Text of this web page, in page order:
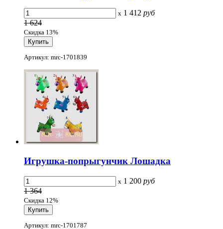
x 1 412 руб
1 624
Скидка 13%
Артикул: mrc-1701839
Игрушка-попрыгунчик Лошадка
x 1 200 руб
1 364
Скидка 12%
Артикул: mrc-1701787